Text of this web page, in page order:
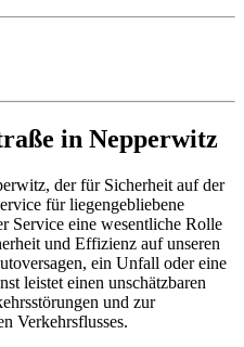
in Nepperwitz
der für Sicherheit auf der
für liegengebliebene
Service eine wesentliche Rolle
und Effizienz auf unseren
ein Unfall oder eine
leistet einen unschätzbaren
und zur
Verkehrsflusses.